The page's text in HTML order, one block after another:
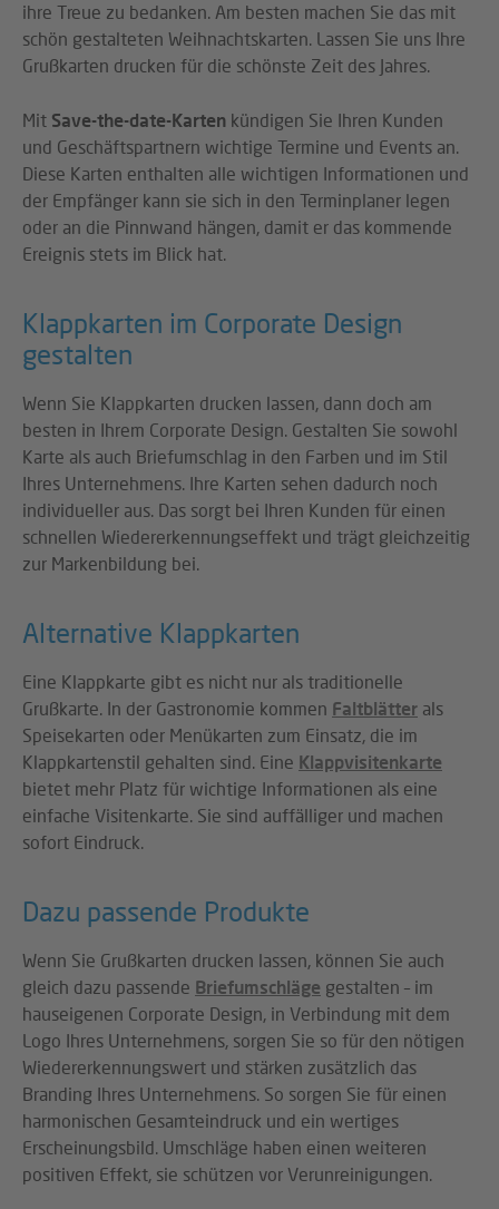
ihre Treue zu bedanken. Am besten machen Sie das mit
schön gestalteten Weihnachtskarten. Lassen Sie uns Ihre
Grußkarten drucken für die schönste Zeit des Jahres.
Mit Save-the-date-Karten kündigen Sie Ihren Kunden
und Geschäftspartnern wichtige Termine und Events an.
Diese Karten enthalten alle wichtigen Informationen und
der Empfänger kann sie sich in den Terminplaner legen
oder an die Pinnwand hängen, damit er das kommende
Ereignis stets im Blick hat.
Klappkarten im Corporate Design
gestalten
Wenn Sie Klappkarten drucken lassen, dann doch am
besten in Ihrem Corporate Design. Gestalten Sie sowohl
Karte als auch Briefumschlag in den Farben und im Stil
Ihres Unternehmens. Ihre Karten sehen dadurch noch
individueller aus. Das sorgt bei Ihren Kunden für einen
schnellen Wiedererkennungseffekt und trägt gleichzeitig
zur Markenbildung bei.
Alternative Klappkarten
Eine Klappkarte gibt es nicht nur als traditionelle
Grußkarte. In der Gastronomie kommen Faltblätter als
Speisekarten oder Menükarten zum Einsatz, die im
Klappkartenstil gehalten sind. Eine Klappvisitenkarte
bietet mehr Platz für wichtige Informationen als eine
einfache Visitenkarte. Sie sind auffälliger und machen
sofort Eindruck.
Dazu passende Produkte
Wenn Sie Grußkarten drucken lassen, können Sie auch
gleich dazu passende Briefumschläge gestalten – im
hauseigenen Corporate Design, in Verbindung mit dem
Logo Ihres Unternehmens, sorgen Sie so für den nötigen
Wiedererkennungswert und stärken zusätzlich das
Branding Ihres Unternehmens. So sorgen Sie für einen
harmonischen Gesamteindruck und ein wertiges
Erscheinungsbild. Umschläge haben einen weiteren
positiven Effekt, sie schützen vor Verunreinigungen.